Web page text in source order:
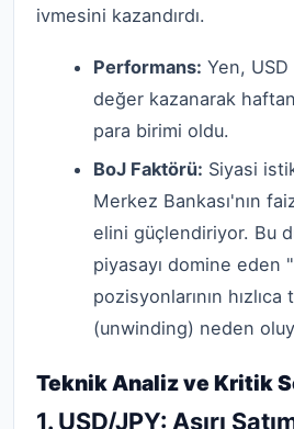
ivmesini kazandırdı.
Performans: Yen, USD
değer kazanarak
para birimi oldu.
BoJ Faktörü: Siyasi
Merkez Bankası'nın
elini güçlendiriyor. Bu
piyasayı domine eden
pozisyonlarının
(unwinding) neden
Teknik Analiz ve Kritik
1. USD/JPY: Aşırı